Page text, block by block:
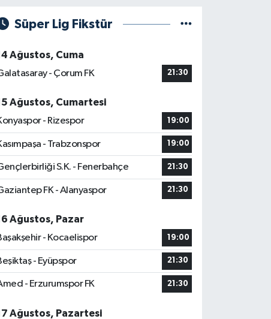
Süper Lig Fikstür
Ağustos, Cuma
- Çorum FK
21:30
Ağustos, Cumartesi
- Rizespor
19:00
- Trabzonspor 19:00
S.K. - Fenerbahçe 21:30
FK - Alanyaspor 21:30
Ağustos, Pazar
- Kocaelispor
19:00
- Eyüpspor 21:30
- Erzurumspor FK 21:30
Ağustos, Pazartesi